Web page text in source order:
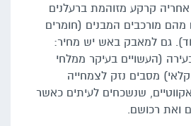
אחריה קרקע מזוהמת ברעלנים
מורכבים המבנים (חומרים
גם למאבק באש יש מחיר:
(העשויים בעיקר ממלחי
מסבים נזק לצמחייה
שנשכחים לעיתים כאשר
ואת רכושם.